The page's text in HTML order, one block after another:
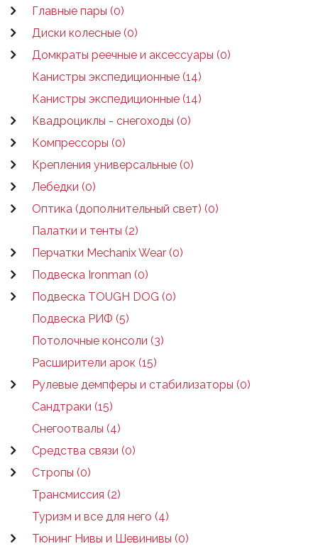
Главные пары (0)
Диски колесные (0)
Домкраты реечные и аксессуары (0)
Канистры экспедиционные (14)
Канистры экспедиционные (14)
Квадроциклы - снегоходы (0)
Компрессоры (0)
Крепления универсальные (0)
Лебедки (0)
Оптика (дополнительный свет) (0)
Палатки и тенты (2)
Перчатки Mechanix Wear (0)
Подвеска Ironman (0)
Подвеска TOUGH DOG (0)
Подвеска РИФ (5)
Потолочные консоли (3)
Расширители арок (15)
Рулевые демпферы и стабилизаторы (0)
Сандтраки (15)
Снегоотвалы (4)
Средства связи (0)
Стропы (0)
Трансмиссия (2)
Туризм и все для него (4)
Тюнинг Нивы и Шевинивы (0)